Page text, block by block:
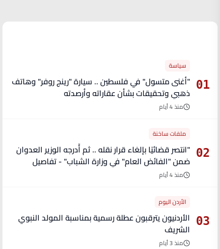
01
سياسة
"أغنى متسول" في فلسطين .. سيارة "رينج روفر" وهاتف
ذهبي وتحقيقات بشأن عقاراته وأرصدته
منذ 4 أيام
02
ملفات ساخنة
"انتصر قضائيًا بإلغاء قرار نقله .. ثم أُدرجه الوزير العدوان
ضمن "الفائض العام" في وزارة الشباب" - تفاصيل
منذ 4 أيام
03
الأردن اليوم
الأردنيون يترقبون عطلة رسمية بمناسبة المولد النبوي
الشريف
منذ 3 أيام